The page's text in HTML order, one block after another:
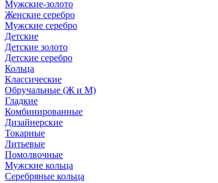
Мужские-золото
Женские серебро
Мужские серебро
Детские
Детские золото
Детские серебро
Кольца
Классические
Обручальные (Ж и М)
Гладкие
Комбинированные
Дизайнерские
Токарные
Литьевые
Помолвочные
Мужские кольца
Серебряные кольца